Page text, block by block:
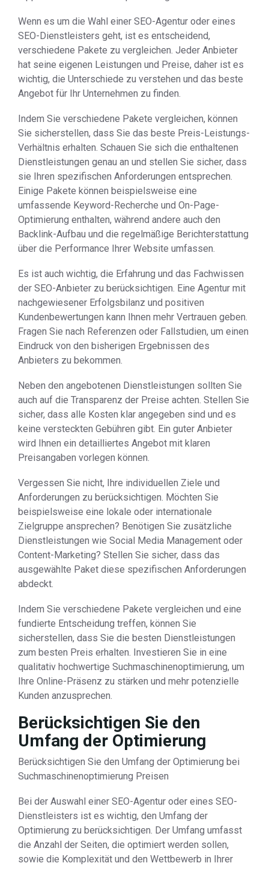
Wenn es um die Wahl einer SEO-Agentur oder eines
SEO-Dienstleisters geht, ist es entscheidend,
verschiedene Pakete zu vergleichen. Jeder Anbieter
hat seine eigenen Leistungen und Preise, daher ist es
wichtig, die Unterschiede zu verstehen und das beste
Angebot für Ihr Unternehmen zu finden.
Indem Sie verschiedene Pakete vergleichen, können
Sie sicherstellen, dass Sie das beste Preis-Leistungs-
Verhältnis erhalten. Schauen Sie sich die enthaltenen
Dienstleistungen genau an und stellen Sie sicher, dass
sie Ihren spezifischen Anforderungen entsprechen.
Einige Pakete können beispielsweise eine
umfassende Keyword-Recherche und On-Page-
Optimierung enthalten, während andere auch den
Backlink-Aufbau und die regelmäßige Berichterstattung
über die Performance Ihrer Website umfassen.
Es ist auch wichtig, die Erfahrung und das Fachwissen
der SEO-Anbieter zu berücksichtigen. Eine Agentur mit
nachgewiesener Erfolgsbilanz und positiven
Kundenbewertungen kann Ihnen mehr Vertrauen geben.
Fragen Sie nach Referenzen oder Fallstudien, um einen
Eindruck von den bisherigen Ergebnissen des
Anbieters zu bekommen.
Neben den angebotenen Dienstleistungen sollten Sie
auch auf die Transparenz der Preise achten. Stellen Sie
sicher, dass alle Kosten klar angegeben sind und es
keine versteckten Gebühren gibt. Ein guter Anbieter
wird Ihnen ein detailliertes Angebot mit klaren
Preisangaben vorlegen können.
Vergessen Sie nicht, Ihre individuellen Ziele und
Anforderungen zu berücksichtigen. Möchten Sie
beispielsweise eine lokale oder internationale
Zielgruppe ansprechen? Benötigen Sie zusätzliche
Dienstleistungen wie Social Media Management oder
Content-Marketing? Stellen Sie sicher, dass das
ausgewählte Paket diese spezifischen Anforderungen
abdeckt.
Indem Sie verschiedene Pakete vergleichen und eine
fundierte Entscheidung treffen, können Sie
sicherstellen, dass Sie die besten Dienstleistungen
zum besten Preis erhalten. Investieren Sie in eine
qualitativ hochwertige Suchmaschinenoptimierung, um
Ihre Online-Präsenz zu stärken und mehr potenzielle
Kunden anzusprechen.
Berücksichtigen Sie den
Umfang der Optimierung
Berücksichtigen Sie den Umfang der Optimierung bei
Suchmaschinenoptimierung Preisen
Bei der Auswahl einer SEO-Agentur oder eines SEO-
Dienstleisters ist es wichtig, den Umfang der
Optimierung zu berücksichtigen. Der Umfang umfasst
die Anzahl der Seiten, die optimiert werden sollen,
sowie die Komplexität und den Wettbewerb in Ihrer